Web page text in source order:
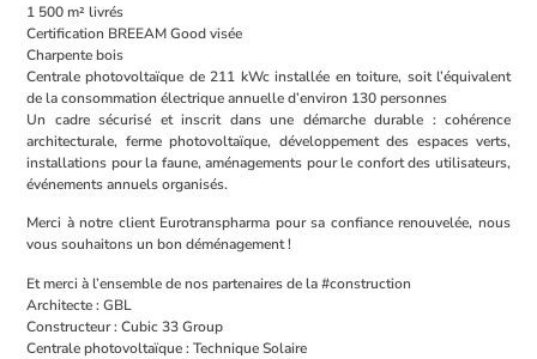
1 500 m² livrés
Certification BREEAM Good visée
Charpente bois
Centrale photovoltaïque de 211 kWc installée en toiture, soit l’équivalent
de la consommation électrique annuelle d’environ 130 personnes
Un cadre sécurisé et inscrit dans une démarche durable : cohérence
architecturale, ferme photovoltaïque, développement des espaces verts,
installations pour la faune, aménagements pour le confort des utilisateurs,
événements annuels organisés.
Merci à notre client Eurotranspharma pour sa confiance renouvelée, nous
vous souhaitons un bon déménagement !
Et merci à l’ensemble de nos partenaires de la #construction
Architecte : GBL
Constructeur : Cubic 33 Group
Centrale photovoltaïque : Technique Solaire